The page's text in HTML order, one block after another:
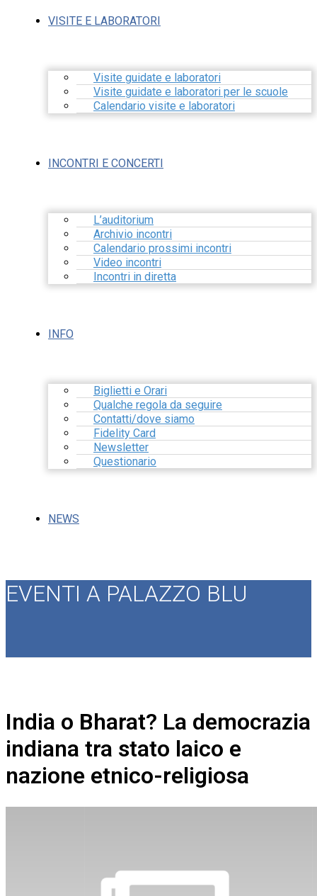
VISITE E LABORATORI
Visite guidate e laboratori
Visite guidate e laboratori per le scuole
Calendario visite e laboratori
INCONTRI E CONCERTI
L’auditorium
Archivio incontri
Calendario prossimi incontri
Video incontri
Incontri in diretta
INFO
Biglietti e Orari
Qualche regola da seguire
Contatti/dove siamo
Fidelity Card
Newsletter
Questionario
NEWS
EVENTI A PALAZZO BLU
India o Bharat? La democrazia
indiana tra stato laico e
nazione etnico-religiosa